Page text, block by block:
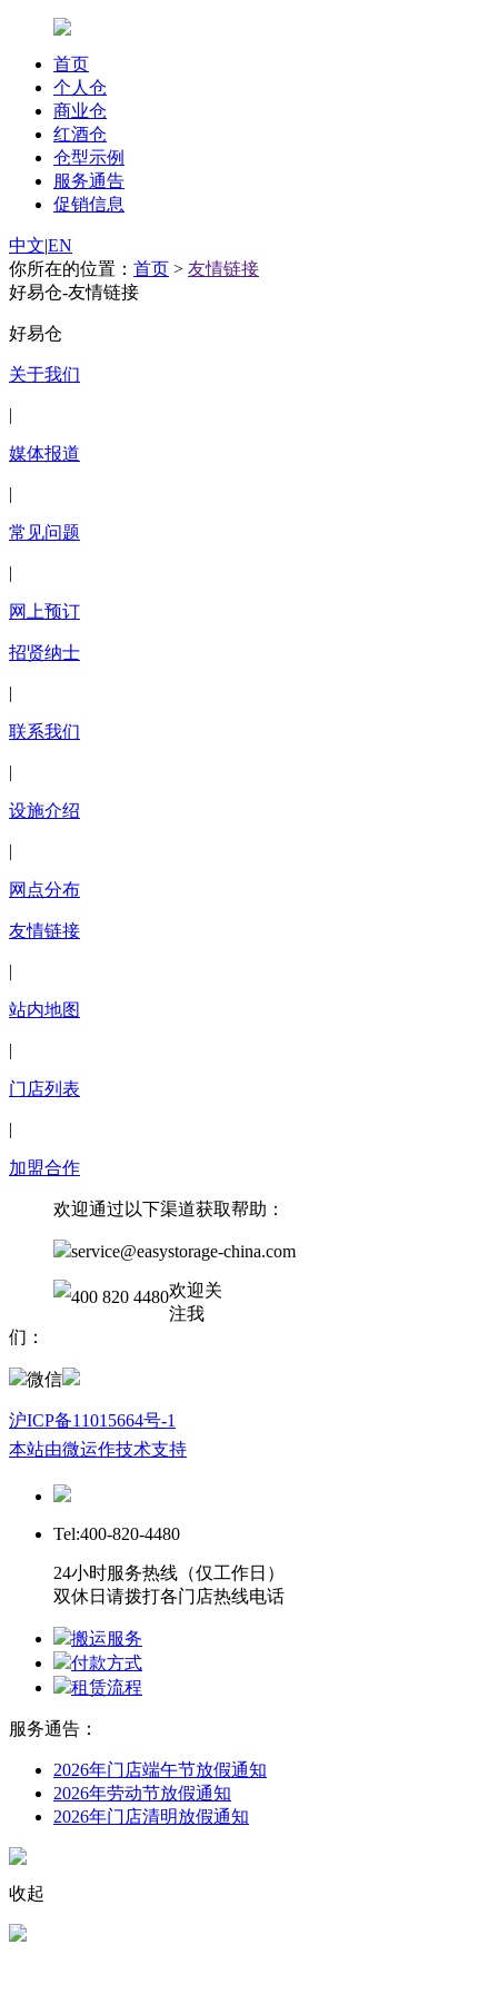
首页
个人仓
商业仓
红酒仓
仓型示例
服务通告
促销信息
中文|EN
你所在的位置： 首页 > 友情链接
好易仓-友情链接
好易仓
关于我们
|
媒体报道
|
常见问题
|
网上预订
招贤纳士
|
联系我们
|
设施介绍
|
网点分布
友情链接
|
站内地图
|
门店列表
|
加盟合作
欢迎通过以下渠道获取帮助：
service@easystorage-china.com
400 820 4480欢迎关
注我
们：
微信
沪ICP备11015664号-1
本站由微运作技术支持
Tel:400-820-4480
24小时服务热线（仅工作日）
双休日请拨打各门店热线电话
搬运服务
付款方式
租赁流程
服务通告：
2026年门店端午节放假通知
2026年劳动节放假通知
2026年门店清明放假通知
收起